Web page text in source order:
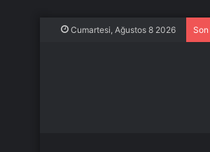
Cumartesi, Ağustos 8 2026